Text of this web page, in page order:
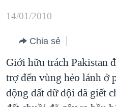
hướng
chính
tới
"Tìm"
MỤC
TỰ DO BÁO CHÍ
VẠCH TRẦN TIN GIẢ
NGƯỜI VIỆT HẢI NGOẠI
ĐỜI SỐNG
CHUYÊN ĐỀ
CHIẾN TRANH THƯƠNG
HÀNH TRÌNH BẦU CỬ 2024
HỌC TIẾNG ANH
VIDEO
NGHE
14/01/2010
Chia sẻ
Giới hữu trách Pakistan
trợ đến vùng hẻo lánh ở
động đất dữ dội đã giết